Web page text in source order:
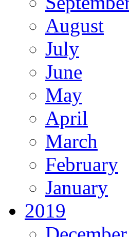
August
July
June
May
April
March
February
January
2019